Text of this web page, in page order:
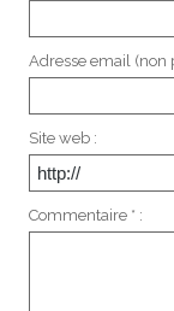
Adresse email (non
Site web :
Commentaire * :